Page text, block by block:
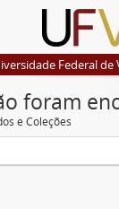
Federal de
foram
e Coleções